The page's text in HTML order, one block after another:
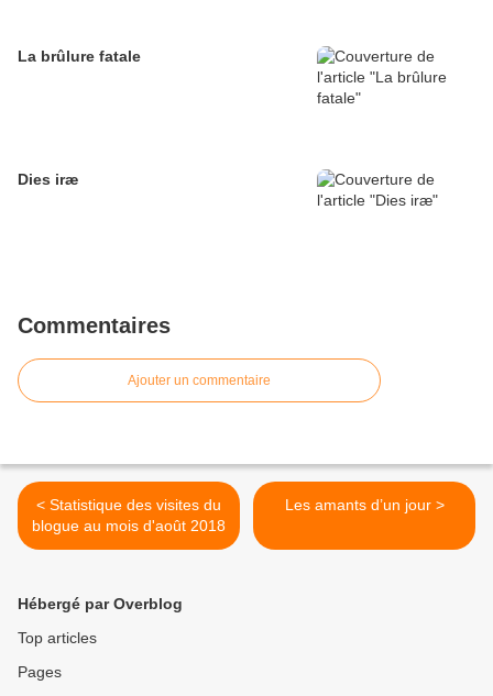
La brûlure fatale
Dies iræ
Commentaires
Ajouter un commentaire
< Statistique des visites du
blogue au mois d'août 2018
Les amants d’un jour >
Hébergé par Overblog
Top articles
Pages